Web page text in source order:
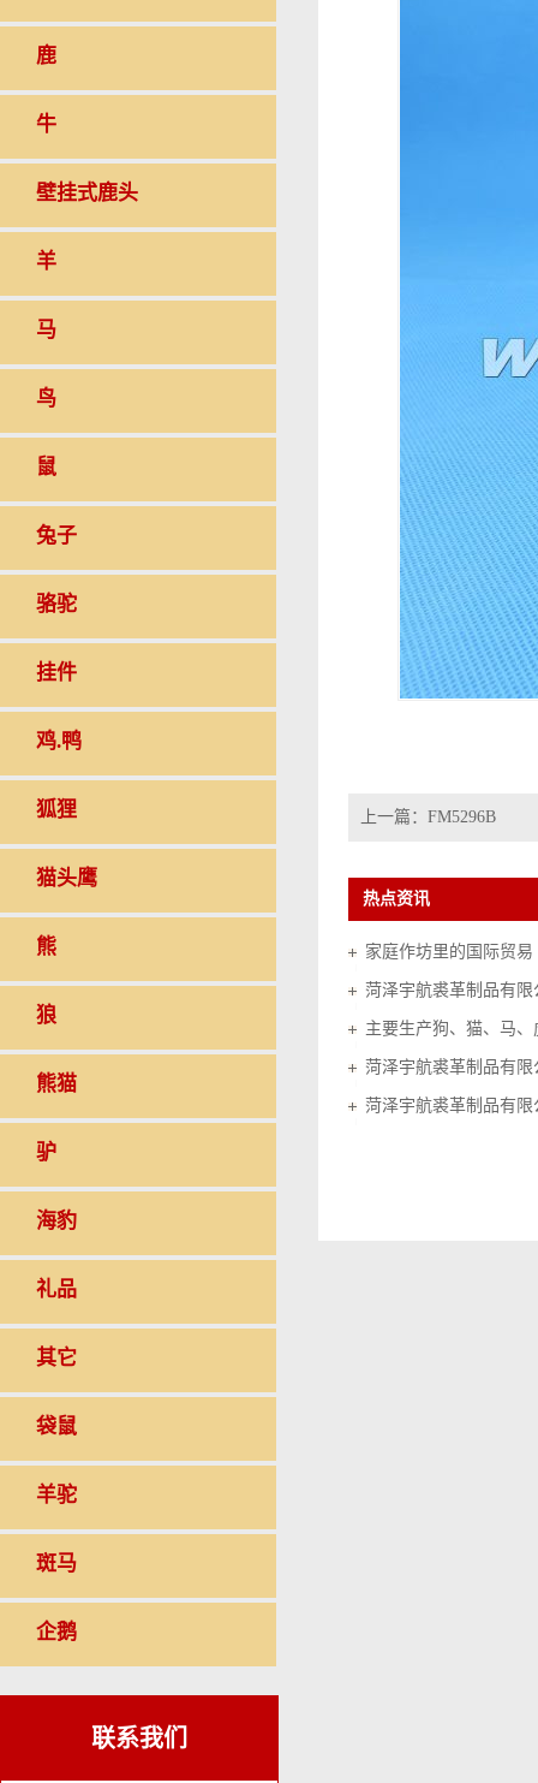
鹿
牛
壁挂式鹿头
羊
马
鸟
鼠
兔子
骆驼
挂件
鸡.鸭
狐狸
猫头鹰
熊
狼
熊猫
驴
海豹
礼品
其它
袋鼠
羊驼
斑马
企鹅
联系我们
上一篇： FM5296B
热点资讯
家庭作坊里的国际贸易
菏泽宇航裘革制品有
菏泽宇航裘革制品有限
菏泽宇航裘革制品有限